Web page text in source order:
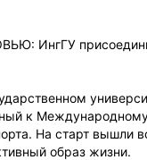
ИнгГУ
к
На старт вышли
образ жизни.